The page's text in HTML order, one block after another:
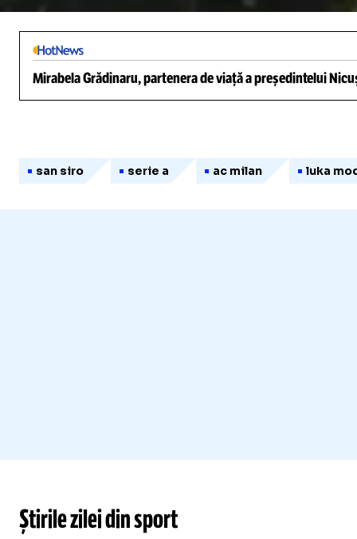
Mirabela Grădinaru, partenera de viață a președintelui
san siro serie a ac milan luka
Știrile zilei din sport